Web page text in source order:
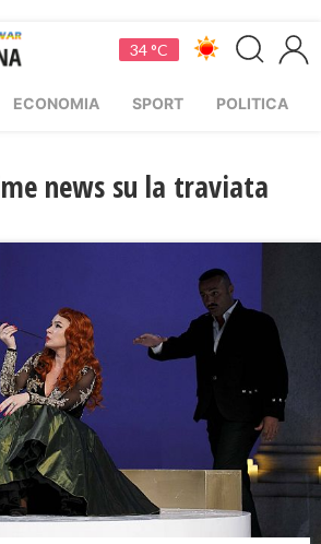
34 °C
ECONOMIA SPORT POLITICA
news su la traviata